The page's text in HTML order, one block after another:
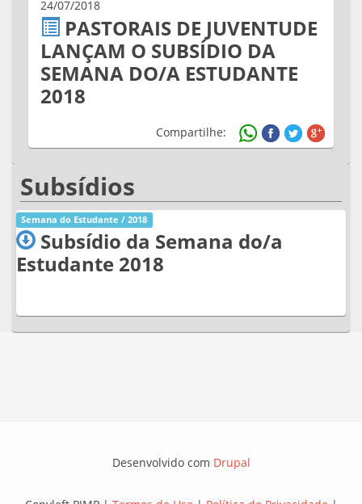
24/07/2018
PASTORAIS DE JUVENTUDE
LANÇAM O SUBSÍDIO DA
SEMANA DO/A ESTUDANTE
2018
Compartilhe:
Subsídios
Semana do Estudante / 2018
Subsídio da Semana do/a
Estudante 2018
Desenvolvido com Drupal